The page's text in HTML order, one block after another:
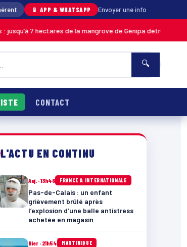
📱 APP & WHATSAPP Envoyer une info
de la mangrove de Génipa détruits, le feu désormais
🔍
CONTACT
L'ACTU EN CONTINU
Auj. · 13h46 FRANCE & INTERNATIONALE
Pas-de-Calais : un enfant
grièvement brûlé après
l’explosion d’une balle antistress
achetée en magasin
Hier · 21h54 MARTINIQUE